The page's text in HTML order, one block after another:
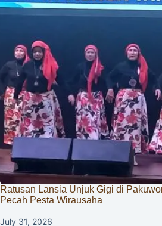
Ratusan Lansia Unjuk Gigi di
Pecah Pesta Wirausaha
July 31, 2026